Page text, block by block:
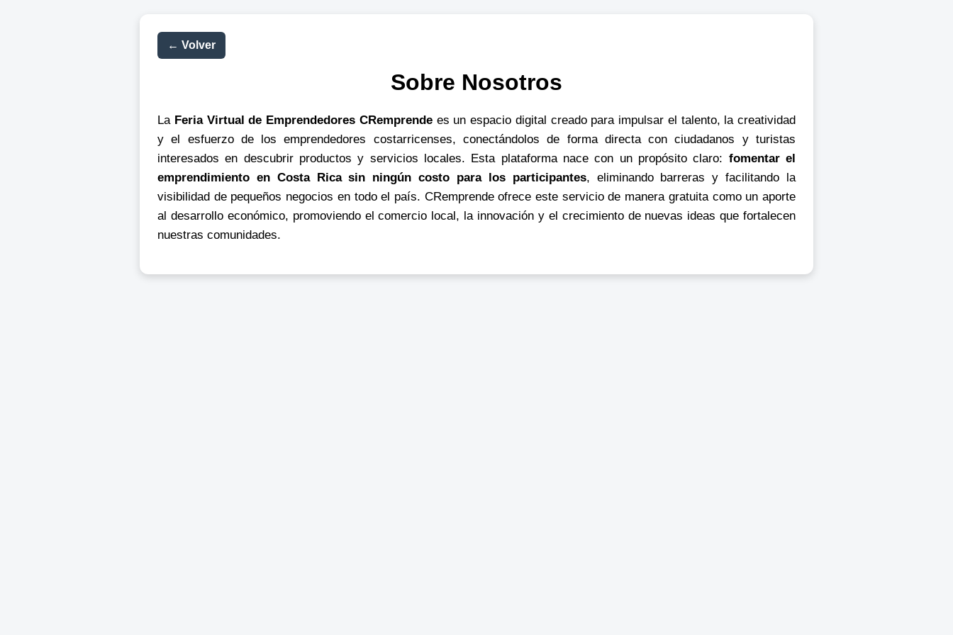
← Volver
Sobre Nosotros
La Feria Virtual de Emprendedores CRemprendees un espacio digital creado para impulsar el talento, la creatividad
y el esfuerzo de los emprendedores costarricenses, conectándolos de forma directa con ciudadanos y turistas
interesados en descubrir productos y servicios locales. Esta plataforma nace con un propósito claro: fomentar el
emprendimiento en Costa Rica sin ningún costo para los participantes, eliminando barreras y facilitando la
visibilidad de pequeños negocios en todo el país. CRemprende ofrece este servicio de manera gratuita como un aporte
al desarrollo económico, promoviendo el comercio local, la innovación y el crecimiento de nuevas ideas que fortalecen
nuestras comunidades.